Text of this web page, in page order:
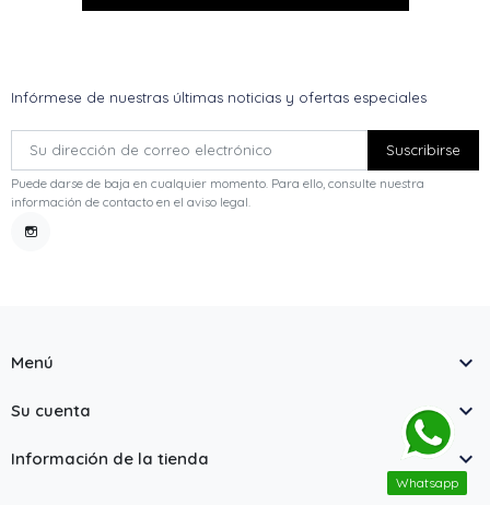
Infórmese de nuestras últimas noticias y ofertas especiales
Puede darse de baja en cualquier momento. Para ello, consulte nuestra
información de contacto en el aviso legal.
Menú 
Su cuenta 
Información de la tienda 
Whatsapp